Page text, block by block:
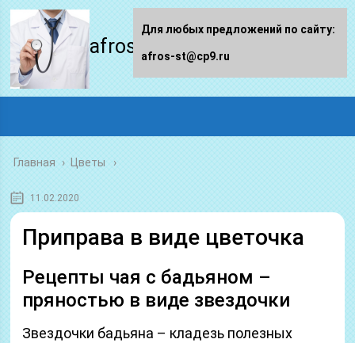
afros-st.ru
Главная › Цветы
11.02.2020
Приправа в виде цветочка
Рецепты чая с бадьяном –
пряностью в виде звездочки
Звездочки бадьяна – кладезь полезных
Для любых предложений по сайту:
afros-st@cp9.ru